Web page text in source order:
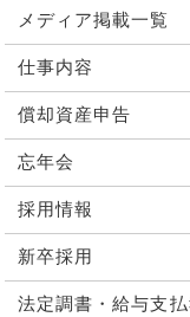
メディア掲載一覧
仕事内容
償却資産申告
忘年会
採用情報
新卒採用
法定調書・給与支